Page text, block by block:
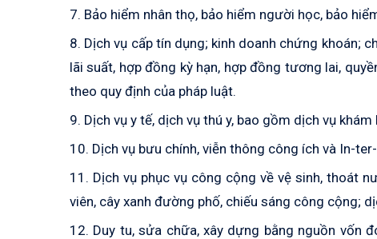
7. Bảo hiểm nhân thọ, bảo hiểm người học, bảo
8. Dịch vụ cấp tín dụng; kinh doanh chứng khoán;
lãi suất, hợp đồng kỳ hạn, hợp đồng tương lai,
theo quy định của pháp luật.
9. Dịch vụ y tế, dịch vụ thú y, bao gồm dịch vụ
10. Dịch vụ bưu chính, viễn thông công ích và In-
11. Dịch vụ phục vụ công cộng về vệ sinh, thoát
viên, cây xanh đường phố, chiếu sáng công cộng;
12. Duy tu, sửa chữa, xây dựng bằng nguồn vốn